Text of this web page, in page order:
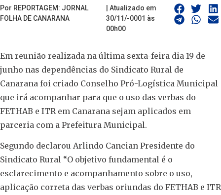
Por REPORTAGEM: JORNAL
FOLHA DE CANARANA
| Atualizado em
30/11/-0001 às
00h00
Em reunião realizada na última sexta-feira dia 19 de
junho nas dependências do Sindicato Rural de
Canarana foi criado Conselho Pró-Logística Municipal
que irá acompanhar para que o uso das verbas do
FETHAB e ITR em Canarana sejam aplicados em
parceria com a Prefeitura Municipal.
Segundo declarou Arlindo Cancian Presidente do
Sindicato Rural “O objetivo fundamental é o
esclarecimento e acompanhamento sobre o uso,
aplicação correta das verbas oriundas do FETHAB e ITR